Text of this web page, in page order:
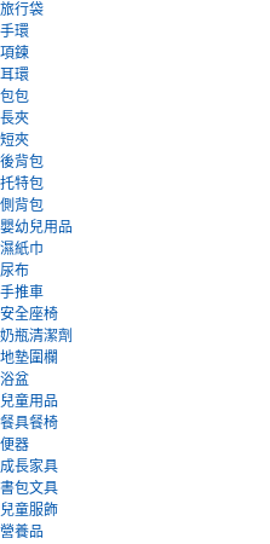
旅行袋
手環
項鍊
耳環
包包
長夾
短夾
後背包
托特包
側背包
嬰幼兒用品
濕紙巾
尿布
手推車
安全座椅
奶瓶清潔劑
地墊圍欄
浴盆
兒童用品
餐具餐椅
便器
成長家具
書包文具
兒童服飾
營養品